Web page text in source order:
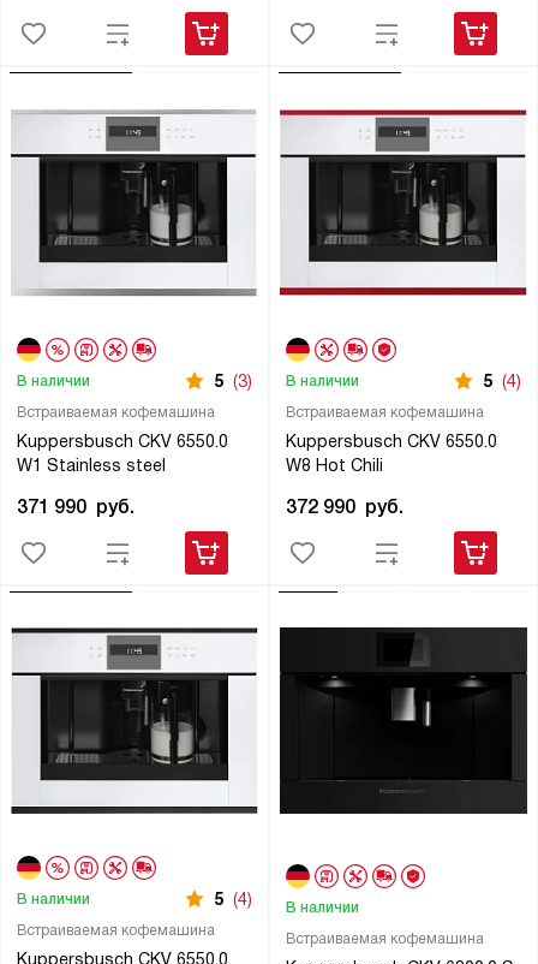
Встраиваемая кофемашина
Kuppersbusch CKV 6550.0
W1 Stainless steel
В наличии 5 (3)
371 990 руб.
Встраиваемая кофемашина
Kuppersbusch CKV 6550.0
W8 Hot Chili
В наличии 5 (4)
372 990 руб.
Встраиваемая кофемашина
Kuppersbusch CKV 6550.0
В наличии 5 (4)
Встраиваемая кофемашина
В наличии